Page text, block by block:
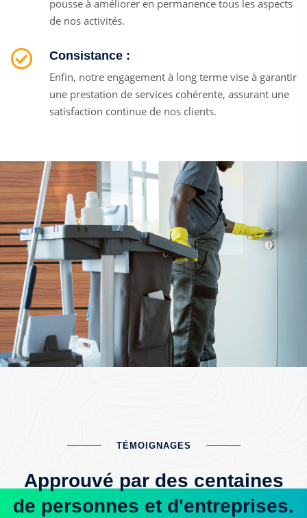
pousse à améliorer en permanence tous les aspects
de nos activités.
Consistance :
Enfin, notre engagement à long terme vise à garantir
une prestation de services cohérente, assurant une
satisfaction continue de nos clients.
TÉMOIGNAGES
Approuvé par des centaines
de personnes et d'entreprises.